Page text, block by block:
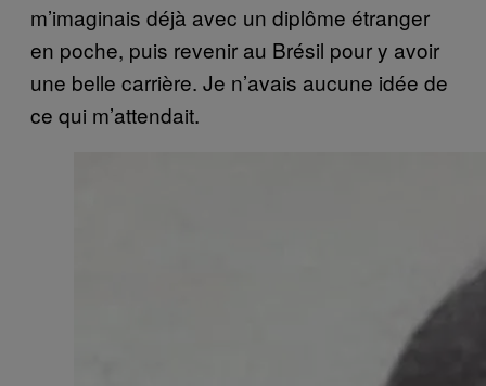
m’imaginais déjà avec un diplôme étranger
en poche, puis revenir au Brésil pour y avoir
une belle carrière. Je n’avais aucune idée de
ce qui m’attendait.